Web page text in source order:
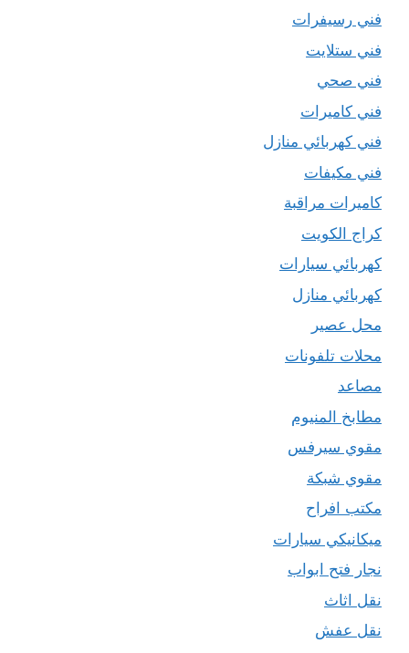
فني رسيفرات
فني ستلايت
فني صحي
فني كاميرات
فني كهربائي منازل
فني مكيفات
كاميرات مراقبة
كراج الكويت
كهربائي سيارات
كهربائي منازل
محل عصير
محلات تلفونات
مصاعد
مطابخ المنيوم
مقوي سيرفس
مقوي شبكة
مكتب افراح
ميكانيكي سيارات
نجار فتح ابواب
نقل اثاث
نقل عفش